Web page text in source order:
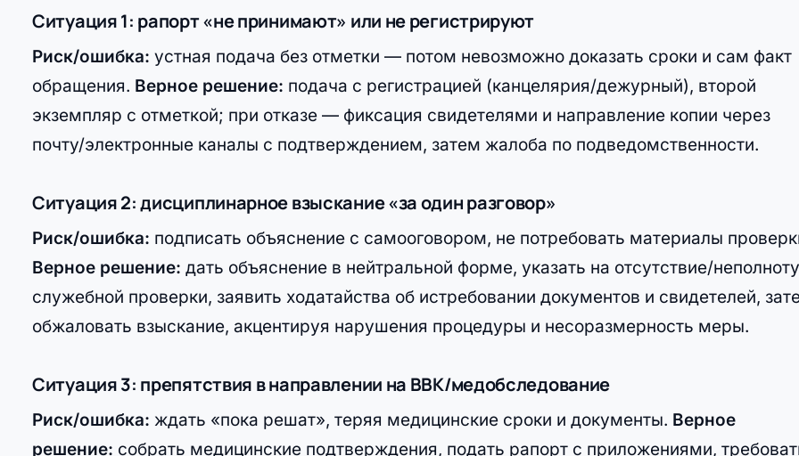
Ситуация 1: рапорт «не принимают» или не регистрируют
Риск/ошибка: устная подача без отметки — потом невозможно доказать сроки и сам факт
обращения. Верное решение: подача с регистрацией (канцелярия/дежурный), второй
экземпляр с отметкой; при отказе — фиксация свидетелями и направление копии через
почту/электронные каналы с подтверждением, затем жалоба по подведомственности.
Ситуация 2: дисциплинарное взыскание «за один разговор»
Риск/ошибка: подписать объяснение с самооговором, не потребовать материалы
Верное решение: дать объяснение в нейтральной форме, указать на отсутствие/неполноту
служебной проверки, заявить ходатайства об истребовании документов и свидетелей,
обжаловать взыскание, акцентируя нарушения процедуры и несоразмерность меры.
Ситуация 3: препятствия в направлении на ВВК/медобследование
Риск/ошибка: ждать «пока решат», теряя медицинские сроки и документы. Верное
решение: собрать медицинские подтверждения, подать рапорт с приложениями,